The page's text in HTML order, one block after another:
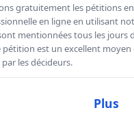
gratuitement les pétitions
en ligne en utilisant
mentionnées tous les jours
pétition est un excellent
les décideurs.
Plus